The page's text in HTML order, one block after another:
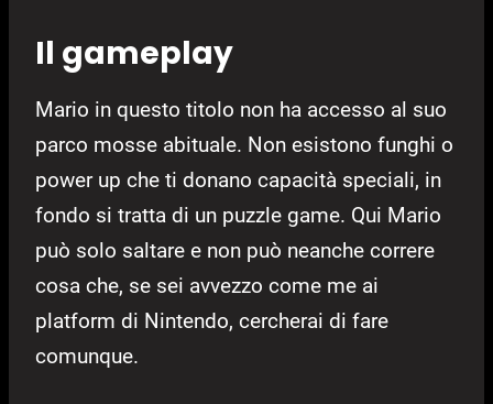
Il gameplay
Mario in questo titolo non ha accesso al suo
parco mosse abituale. Non esistono funghi o
power up che ti donano capacità speciali, in
fondo si tratta di un puzzle game. Qui Mario
può solo saltare e non può neanche correre
cosa che, se sei avvezzo come me ai
platform di Nintendo, cercherai di fare
comunque.